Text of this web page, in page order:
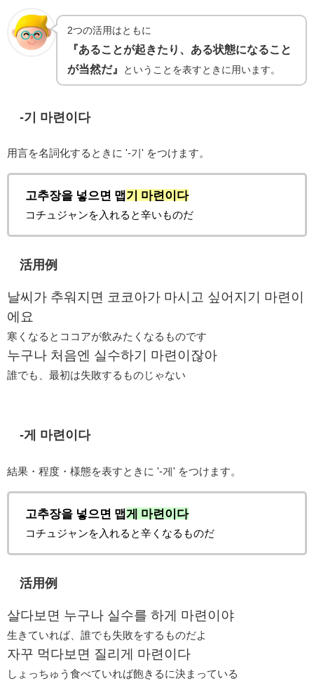
2つの活用はともに
『あることが起きたり、ある状態になること
が当然だ』
ということを表すときに用います。
-기 마련이다
用言を名詞化するときに '-기' をつけます。
고추장을 넣으면 맵 기 마련이다
コチュジャンを入れると辛いものだ
活用例
날씨가 추워지면 코코아가 마시고 싶어지기 마련이
에요
寒くなるとココアが飲みたくなるものです
누구나 처음엔 실수하기 마련이잖아
誰でも、最初は失敗するものじゃない
-게 마련이다
結果・程度・様態を表すときに '-게' をつけます。
고추장을 넣으면 맵 게 마련이다
コチュジャンを入れると辛くなるものだ
活用例
살다보면 누구나 실수를 하게 마련이야
生きていれば、誰でも失敗をするものだよ
자꾸 먹다보면 질리게 마련이다
しょっちゅう食べていれば飽きるに決まっている